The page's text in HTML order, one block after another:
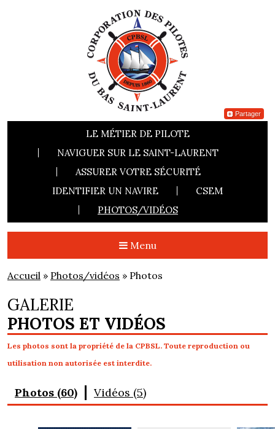
Partager
LE MÉTIER DE PILOTE
NAVIGUER SUR LE SAINT-LAURENT
ASSURER VOTRE SÉCURITÉ
IDENTIFIER UN NAVIRE
CSEM
PHOTOS/VIDÉOS
Menu
Accueil » Photos/vidéos » Photos
GALERIE
PHOTOS ET VIDÉOS
Les photos sont la propriété de la CPBSL. Toute reproduction ou
utilisation non autorisée est interdite.
Photos (60) Vidéos (5)